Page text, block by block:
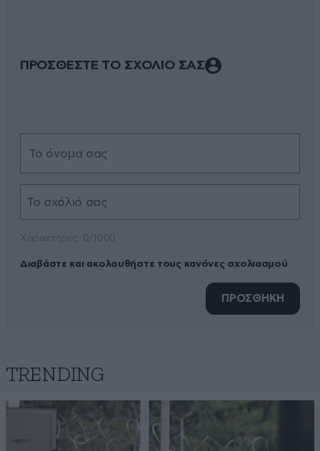
ΠΡΟΣΘΕΣΤΕ ΤΟ ΣΧΟΛΙΟ ΣΑΣ
Διαβάστε και ακολουθήστε τους κανόνες σχολιασμού
ΠΡΟΣΘΗΚΗ
TRENDING